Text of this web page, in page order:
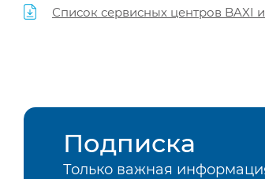
Список сервисных центров BAXI
Подписка
Только важная